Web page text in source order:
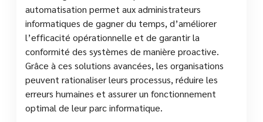
automatisation permet aux administrateurs
informatiques de gagner du temps, d’améliorer
l’efficacité opérationnelle et de garantir la
conformité des systèmes de manière proactive.
Grâce à ces solutions avancées, les organisations
peuvent rationaliser leurs processus, réduire les
erreurs humaines et assurer un fonctionnement
optimal de leur parc informatique.